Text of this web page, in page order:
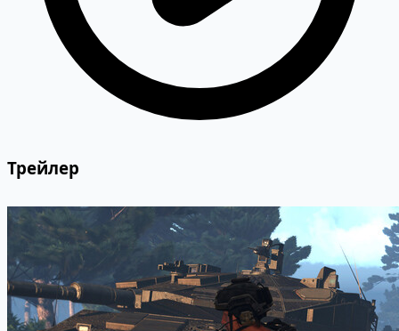
Трейлер